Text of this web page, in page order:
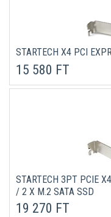
STARTECH X4 PCI
15 580 FT
STARTECH 3PT PCIE
/ 2 X M.2 SATA SSD
19 270 FT